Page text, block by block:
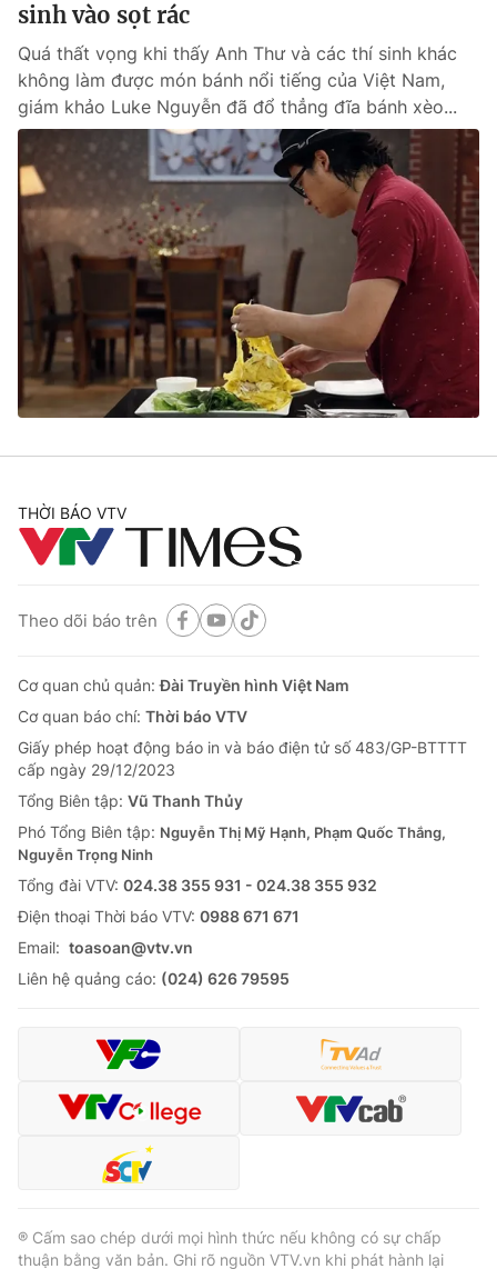
sinh vào sọt rác
Quá thất vọng khi thấy Anh Thư và các thí sinh khác
không làm được món bánh nổi tiếng của Việt Nam,
giám khảo Luke Nguyễn đã đổ thẳng đĩa bánh xèo...
THỜI BÁO VTV
Theo dõi báo trên
Cơ quan chủ quản:Đài Truyền hình Việt Nam
Cơ quan báo chí: Thời báo VTV
Giấy phép hoạt động báo in và báo điện tử số 483/GP-BTTTT
cấp ngày 29/12/2023
Tổng Biên tập: Vũ Thanh Thủy
Phó Tổng Biên tập: Nguyễn Thị Mỹ Hạnh, Phạm Quốc Thắng,
Nguyễn Trọng Ninh
Tổng đài VTV: 024.38 355 931 - 024.38 355 932
Ðiện thoại Thời báo VTV: 0988 671 671
Email: toasoan@vtv.vn
Liên hệ quảng cáo: (024) 626 79595
® Cấm sao chép dưới mọi hình thức nếu không có sự chấp
thuận bằng văn bản. Ghi rõ nguồn VTV.vn khi phát hành lại